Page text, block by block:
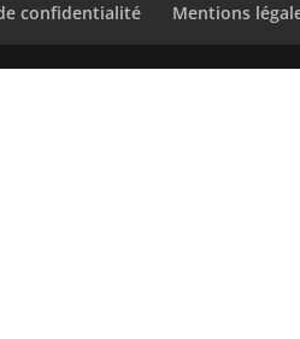
confidentialité Mentions